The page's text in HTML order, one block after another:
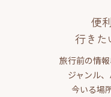
便
行きた
旅行前の情報
ジャンル
今いる場